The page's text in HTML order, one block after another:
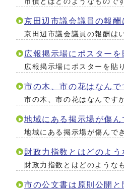
京田辺市議会議員の報酬
京田辺市議会議員の報酬は
広報掲示場にポスター
広報掲示場にポスターを貼
市の木、市の花はなんで
市の木、市の花はなんです
地域にある掲示場が傷
地域にある掲示場が傷んで
財政力指数とはどのよう
財政力指数とはどのような
市の公文書は原則公開